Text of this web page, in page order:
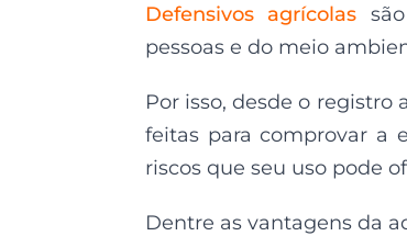
Defensivos agrícolas
pessoas e do meio
Por isso, desde o registro
feitas para comprovar a
riscos que seu uso pode
Dentre as vantagens da